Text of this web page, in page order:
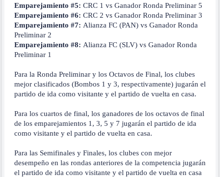
Emparejamiento #5: CRC 1 vs Ganador Ronda Preliminar 5
Emparejamiento #6: CRC 2 vs Ganador Ronda Preliminar 3
Emparejamiento #7: Alianza FC (PAN) vs Ganador Ronda
Preliminar 2
Emparejamiento #8: Alianza FC (SLV) vs Ganador Ronda
Preliminar 1
Para la Ronda Preliminar y los Octavos de Final, los clubes
mejor clasificados (Bombos 1 y 3, respectivamente) jugarán el
partido de ida como visitante y el partido de vuelta en casa.
Para los cuartos de final, los ganadores de los octavos de final
de los emparejamientos 1, 3, 5 y 7 jugarán el partido de ida
como visitante y el partido de vuelta en casa.
Para las Semifinales y Finales, los clubes con mejor
desempeño en las rondas anteriores de la competencia jugarán
el partido de ida como visitante y el partido de vuelta en casa